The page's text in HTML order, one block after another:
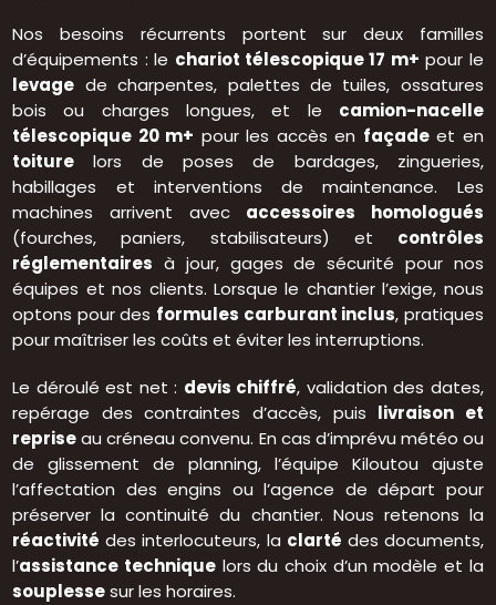
Nos besoins récurrents portent sur deux familles
d’équipements : le chariot télescopique 17 m+ pour le
levage de charpentes, palettes de tuiles, ossatures
bois ou charges longues, et le camion-nacelle
télescopique 20 m+ pour les accès en façadeet en
toiture lors de poses de bardages, zingueries,
habillages et interventions de maintenance. Les
machines arrivent avec accessoires homologués
(fourches, paniers, stabilisateurs) et contrôles
réglementaires à jour, gages de sécurité pour nos
équipes et nos clients. Lorsque le chantier l’exige, nous
optons pour des formules carburant inclus, pratiques
pour maîtriser les coûts et éviter les interruptions.
Le déroulé est net : devis chiffré, validation des dates,
repérage des contraintes d’accès, puis livraison et
repriseau créneau convenu. En cas d’imprévu météo ou
de glissement de planning, l’équipe Kiloutou ajuste
l’affectation des engins ou l’agence de départ pour
préserver la continuité du chantier. Nous retenons la
réactivité des interlocuteurs, la clarté des documents,
l’assistance techniquelors du choix d’un modèle et la
souplessesur les horaires.